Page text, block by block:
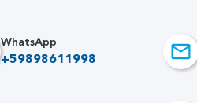
WhatsApp
+59898611998